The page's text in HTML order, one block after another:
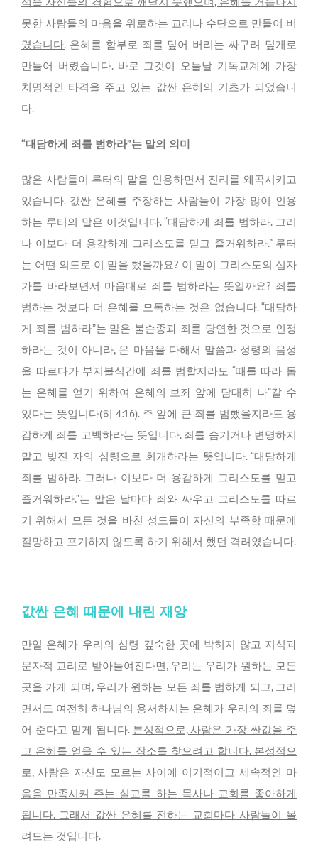
못한 사람들의 마음을 위로하는 교리나 수단으로 만들어 버
렸습니다.은혜를 함부로 죄를 덮어 버리는 싸구려 덮개로
만들어 버렸습니다. 바로 그것이 오늘날 기독교계에 가장
치명적인 타격을 주고 있는 값싼 은혜의 기초가 되었습니
다.
“대담하게 죄를 범하라”는 말의 의미
많은 사람들이 루터의 말을 인용하면서 진리를 왜곡시키고
있습니다. 값싼 은혜를 주장하는 사람들이 가장 많이 인용
하는 루터의 말은 이것입니다. “대담하게 죄를 범하라. 그러
나 이보다 더 용감하게 그리스도를 믿고 즐거워하라.” 루터
는 어떤 의도로 이 말을 했을까요? 이 말이 그리스도의 십자
가를 바라보면서 마음대로 죄를 범하라는 뜻일까요? 죄를
범하는 것보다 더 은혜를 모독하는 것은 없습니다. “대담하
게 죄를 범하라”는 말은 불순종과 죄를 당연한 것으로 인정
하라는 것이 아니라, 온 마음을 다해서 말씀과 성령의 음성
을 따르다가 부지불식간에 죄를 범할지라도 “때를 따라 돕
는 은혜를 얻기 위하여 은혜의 보좌 앞에 담대히 나”갈 수
있다는 뜻입니다(히 4:16). 주 앞에 큰 죄를 범했을지라도 용
감하게 죄를 고백하라는 뜻입니다. 죄를 숨기거나 변명하지
말고 빚진 자의 심령으로 회개하라는 뜻입니다. “대담하게
죄를 범하라. 그러나 이보다 더 용감하게 그리스도를 믿고
즐거워하라.”는 말은 날마다 죄와 싸우고 그리스도를 따르
기 위해서 모든 것을 바친 성도들이 자신의 부족함 때문에
절망하고 포기하지 않도록 하기 위해서 했던 격려였습니다.
값싼 은혜 때문에 내린 재앙
만일 은혜가 우리의 심령 깊숙한 곳에 박히지 않고 지식과
문자적 교리로 받아들여진다면, 우리는 우리가 원하는 모든
곳을 가게 되며, 우리가 원하는 모든 죄를 범하게 되고, 그러
면서도 여전히 하나님의 용서하시는 은혜가 우리의 죄를 덮
어 준다고 믿게 됩니다. 본성적으로, 사람은 가장 싼값을 주
고 은혜를 얻을 수 있는 장소를 찾으려고 합니다. 본성적으
로, 사람은 자신도 모르는 사이에 이기적이고 세속적인 마
음을 만족시켜 주는 설교를 하는 목사나 교회를 좋아하게
됩니다. 그래서 값싼 은혜를 전하는 교회마다 사람들이 몰
려드는 것입니다.